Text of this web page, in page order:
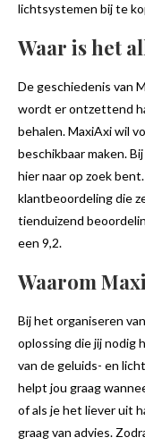
lichtsystemen bij te
Waar is het
De geschiedenis van
wordt er ontzettend
behalen. MaxiAxi wil
beschikbaar maken.
hier naar op zoek
klantbeoordeling die
tienduizend
een 9,2.
Waarom
Bij het organiseren
oplossing die jij nodig
van de geluids- en
helpt jou graag
of als je het liever uit
graag van advies.